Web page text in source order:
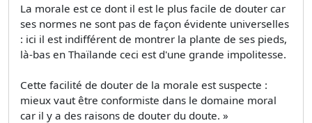
La morale est ce dont il est le plus facile de douter car
ses normes ne sont pas de façon évidente universelles
: ici il est indifférent de montrer la plante de ses pieds,
là-bas en Thaïlande ceci est d'une grande impolitesse.
Cette facilité de douter de la morale est suspecte :
mieux vaut être conformiste dans le domaine moral
car il y a des raisons de douter du doute. »